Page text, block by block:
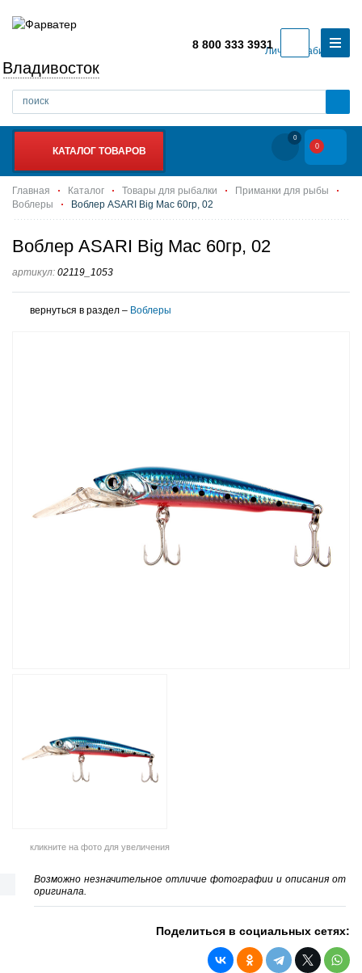
Личный кабинет
Владивосток
8 800 333 3931
КАТАЛОГ ТОВАРОВ
0
0
Главная Каталог Товары для рыбалки
Приманки для рыбы
Воблеры
Воблер ASARI Big Mac 60гр, 02
Воблер ASARI Big Mac 60гр, 02
артикул: 02119_1053
вернуться в раздел – Воблеры
кликните на фото для увеличения
Возможно незначительное отличие фотографии и описания от
оригинала.
Поделиться в социальных сетях: